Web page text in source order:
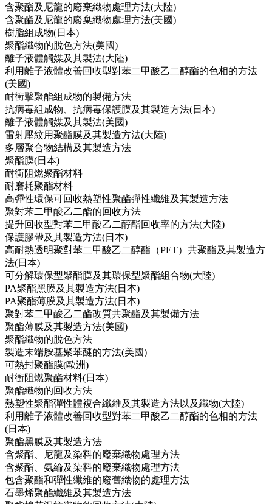
含聚酯及尼龍的廢棄織物處理方法(大陸)
含聚酯及尼龍的廢棄織物處理方法(美國)
樹脂組成物(日本)
聚酯織物的脫色方法(美國)
離子液體觸媒及其製法(大陸)
利用離子液體改善回收型對苯二甲酸乙二醇酯的色相的方法
(美國)
耐衝擊聚酯組成物的製備方法
抗病毒組成物、抗病毒保護膜及其製造方法(日本)
離子液體觸媒及其製法(美國)
雷射壓紋用聚酯膜及其製造方法(大陸)
多層聚合物結構及其製造方法
聚酯膜(日本)
耐衝阻燃聚酯材料
耐磨耗聚酯材料
高彈性環保可回收熱塑性聚酯彈性纖維及其製造方法
聚對苯二甲酸乙二酯的回收方法
提升回收型對苯二甲酸乙二醇酯回收率的方法(大陸)
保護膠帶及其製造方法(日本)
高耐熱透明聚對苯二甲酸乙二醇酯（PET）共聚酯及其製造方
法(日本)
可分解環保型聚酯膜及其環保型聚酯組合物(大陸)
PA聚酯黑膜及其製造方法(日本)
PA聚酯薄膜及其製造方法(日本)
聚對苯二甲酸乙二酯改質共聚酯及其製備方法
聚酯薄膜及其製造方法(美國)
聚酯織物的脫色方法
製造末端胺基聚苯醚的方法(美國)
可熱封聚酯膜(歐洲)
耐衝阻燃聚酯材料(日本)
聚酯織物的回收方法
熱塑性聚酯彈性體複合纖維及其製造方法以及織物(大陸)
利用離子液體改善回收型對苯二甲酸乙二醇酯的色相的方法
(日本)
聚酯黑膜及其製造方法
含聚酯、尼龍及染料的廢棄織物處理方法
含聚酯、氨綸及染料的廢棄織物處理方法
包含聚酯和彈性纖維的廢舊織物的處理方法
石墨烯聚酯纖維及其製造方法